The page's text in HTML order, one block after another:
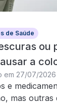
de Saúde
ou
a
em 27/07/2026
e
mas outras